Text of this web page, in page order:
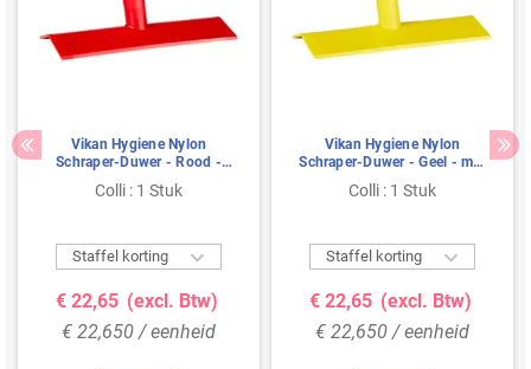
Vikan Hygiene Nylon
Schraper-Duwer - Rood -
met Steelaansluiting -
270mm
Colli : 1 Stuk
Staffel korting 
€ 22,65 (excl. Btw)
€ 22,650 / eenheid
Vikan Hygiene Nylon
Schraper-Duwer - Geel - met
Steelaansluiting - 270mm
Colli : 1 Stuk
Staffel korting 
€ 22,65 (excl. Btw)
€ 22,650 / eenheid